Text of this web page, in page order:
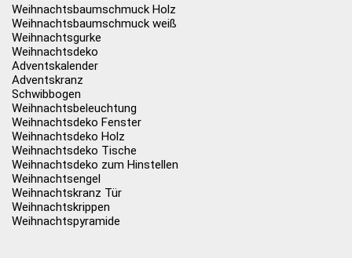
Weihnachtsbaumschmuck Holz
Weihnachtsbaumschmuck weiß
Weihnachtsgurke
Weihnachtsdeko
Adventskalender
Adventskranz
Schwibbogen
Weihnachtsbeleuchtung
Weihnachtsdeko Fenster
Weihnachtsdeko Holz
Weihnachtsdeko Tische
Weihnachtsdeko zum Hinstellen
Weihnachtsengel
Weihnachtskranz Tür
Weihnachtskrippen
Weihnachtspyramide